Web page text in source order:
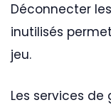
Déconnecter
inutilisés
jeu.
Les services de